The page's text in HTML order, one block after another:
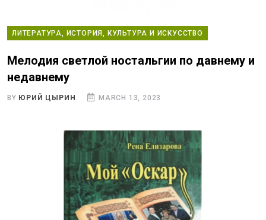
ЛИТЕРАТУРА, ИСТОРИЯ, КУЛЬТУРА И ИСКУССТВО
Мелодия светлой ностальгии по давнему и
недавнему
BY ЮРИЙ ЦЫРИН MARCH 13, 2023